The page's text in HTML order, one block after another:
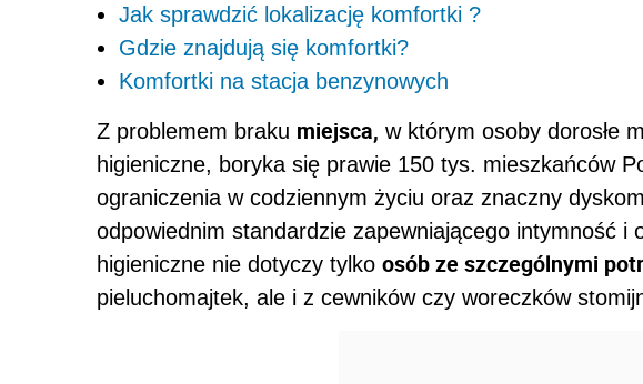
Jak sprawdzić lokalizację komfortki ?
Gdzie znajdują się komfortki?
Komfortki na stacja benzynowych
Z problemem braku miejsca, w którym osoby dorosłe
higieniczne, boryka się prawie 150 tys. mieszkańców
ograniczenia w codziennym życiu oraz znaczny
odpowiednim standardzie zapewniającego intymność i
higieniczne nie dotyczy tylko osób ze szczególnymi
pieluchomajtek, ale i z cewników czy woreczków